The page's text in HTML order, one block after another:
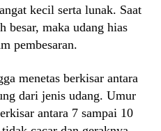
kecil serta lunak. Saat
besar, maka udang hias
pembesaran.
menetas berkisar antara
dari jenis udang. Umur
antara 7 sampai 10